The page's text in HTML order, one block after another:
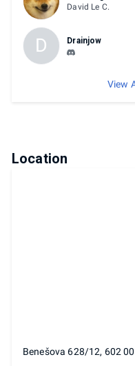
David Le C.
D Drainjow
View
Location
Benešova 628/12, 602